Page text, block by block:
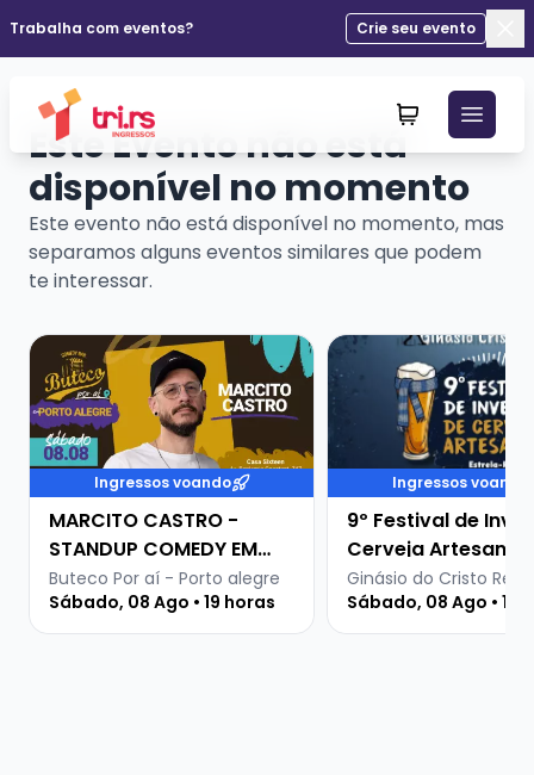
Trabalha com eventos?
Crie seu evento
Este Evento não está
disponível no momento
Este evento não está disponível no momento, mas
separamos alguns eventos similares que podem
te interessar.
Veja mais sobre MARCITO CASTRO - STANDUP
Ingressos voando
MARCITO CASTRO -
STANDUP COMEDY EM
PORTO ALEGRE
Buteco Por aí - Porto alegre
Sábado, 08 Ago • 19 horas
Veja mais sobre 9º
Ingressos voando
9º Festival de
Cerveja Artesanal
Ginásio do Cristo Rei -
Sábado, 08 Ago • 15